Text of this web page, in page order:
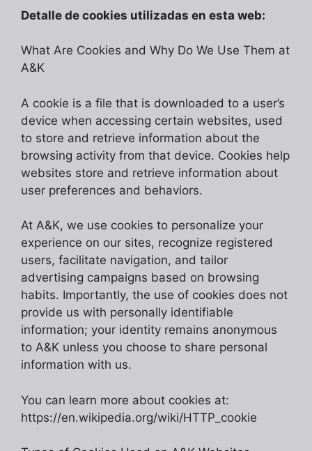
Detalle de cookies utilizadas en esta web:
What Are Cookies and Why Do We Use Them at
A&K
A cookie is a file that is downloaded to a user’s
device when accessing certain websites, used
to store and retrieve information about the
browsing activity from that device. Cookies help
websites store and retrieve information about
user preferences and behaviors.
At A&K, we use cookies to personalize your
experience on our sites, recognize registered
users, facilitate navigation, and tailor
advertising campaigns based on browsing
habits. Importantly, the use of cookies does not
provide us with personally identifiable
information; your identity remains anonymous
to A&K unless you choose to share personal
information with us.
You can learn more about cookies at:
https://en.wikipedia.org/wiki/HTTP_cookie